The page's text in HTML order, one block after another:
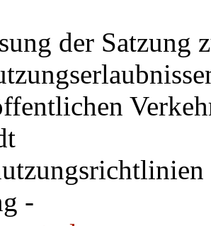
der Satzung
-